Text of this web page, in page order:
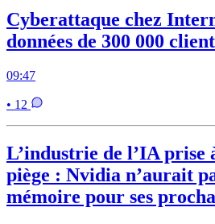
Cyberattaque chez
données de 300 000
09:47
• 12
L’industrie de l’IA prise
piège : Nvidia n’aurait
mémoire pour ses